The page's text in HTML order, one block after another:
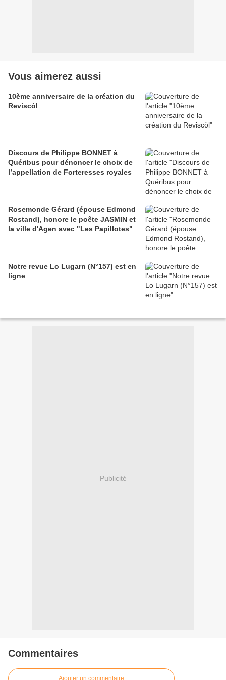
Vous aimerez aussi
10ème anniversaire de la création du
Reviscòl
Discours de Philippe BONNET à
Quéribus pour dénoncer le choix de
l’appellation de Forteresses royales
Rosemonde Gérard (épouse Edmond
Rostand), honore le poête JASMIN et
la ville d'Agen avec "Les Papillotes"
Notre revue Lo Lugarn (N°157) est en
ligne
Publicité
Commentaires